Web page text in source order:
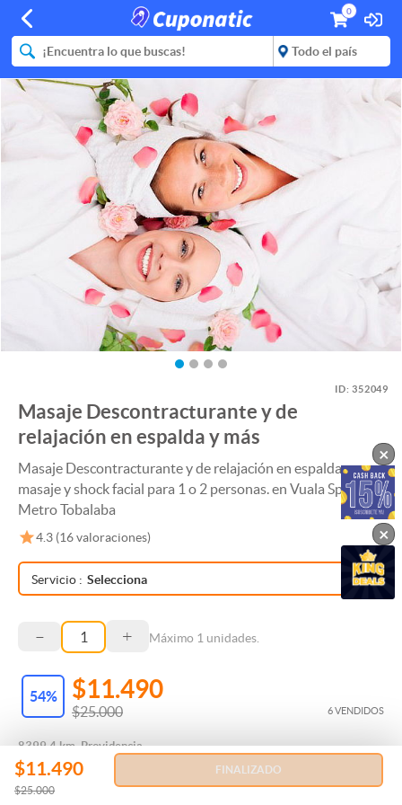
0
ID:352049
Masaje Descontracturante y de
relajación en espalda y más
Masaje Descontracturante y de relajación en espalda +
masaje y shock facial para 1 o 2 personas. en Vuala Spa.
Metro Tobalaba
4.3 (16 valoraciones)
Servicio : Selecciona
– + Máximo 1 unidades.
54% $11.490
$25.000 6 VENDIDOS
8399.4 km, Providencia
$11.490
$25.000
FINALIZADO
×
×